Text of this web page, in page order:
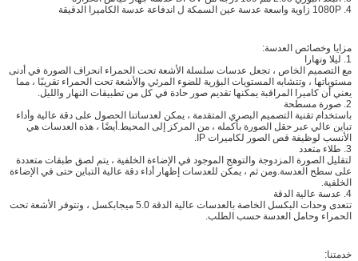
4. 1080P زاوية واسعة عدسة عين السمكة ل
اندفاعة عدسة الكاميرا الدقيقة
مزايا وخصائص العدسة:
1. ليلا ونهارا
مع التصميم الخاص ، تجعل عدسات سلسلة الأشعة تحت الحمراء انحراف الصورة في أدنى
مستوياتها ، وتتشابه المستويات البؤرية للضوء المرئي والأشعة تحت الحمراء تقريبًا ، مما
يعني أن كاميرا المراقبة يمكنها تقديم صور حادة في كل من تطبيقات النهار والليل.
2. صورة مسطحة
باستخدام تقنية التصميم البصري المتقدمة ، يمكن لعدساتنا الحصول على دقة عالية وأداء
تباين عالي عبر حقل الصورة بأكمله ، من المركز إلى المحيط.أيضًا ، هذه العدسات هي
الأنسب لوظيفة قص الصور لكاميرات IP.
3. طلاء متعدد
لتقليل الصورة المزدوجة والتوهج الموجود في الإضاءة الخلفية ، يتم لصق طبقات متعددة
على سطح العدسة.ومن ثم ، يمكن للعدسات إظهار أداء دقة عالية التباين حتى في الإضاءة
الخلفية.
4. عدسة عالية الدقة
تتعدى وحدات البكسل الخاصة بالعدسات عالية الدقة 5.0 ميجابكسل ، وتتوفر الأشعة تحت
الحمراء وحامل العدسة حسب الطلب.
خدمتنا: